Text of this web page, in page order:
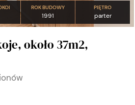
ROK BUDOWY
1991
PIĘTRO
parter
około 37m2,